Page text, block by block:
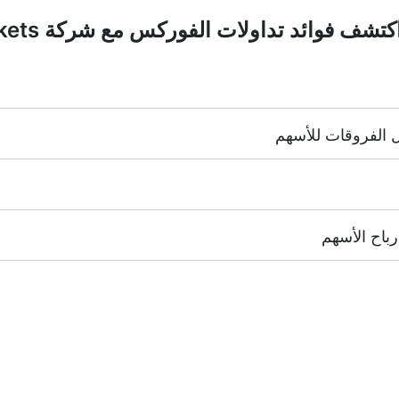
(هونغ كونغ),TSE(اليابان).
إجراء عمولة.